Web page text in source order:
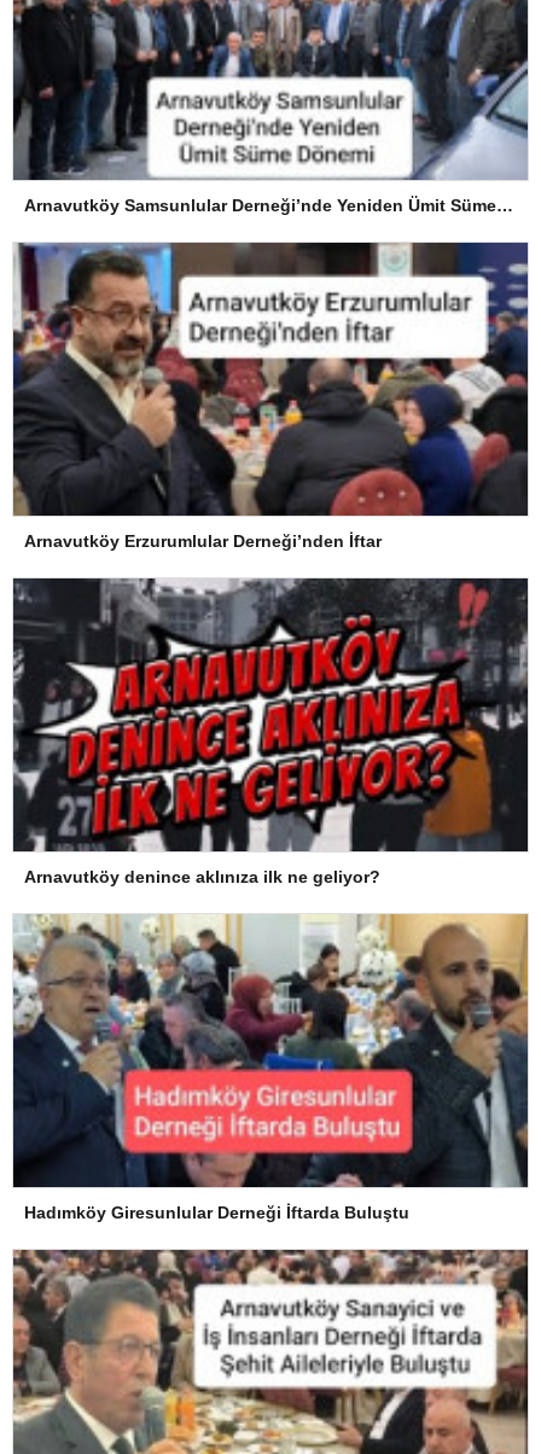
Arnavutköy Samsunlular Derneği’nde Yeniden Ümit Süme Dönemi
Arnavutköy Erzurumlular Derneği’nden İftar
Arnavutköy denince aklınıza ilk ne geliyor?
Hadımköy Giresunlular Derneği İftarda Buluştu